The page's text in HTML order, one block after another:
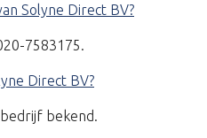
Solyne Direct BV?
7583175.
Direct BV?
bekend.